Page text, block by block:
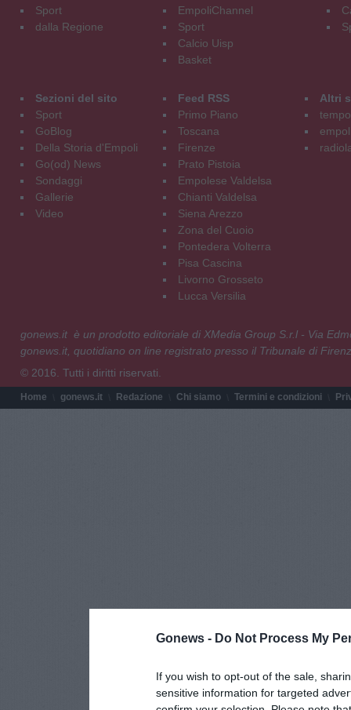
Gonews - Do Not Process My
If you wish to opt-out of the sale,
sensitive information for targeted
Sport
dalla Regione
EmpoliChannel
Sport
Calcio Uisp
Basket
Sezioni del sito
Sport
GoBlog
Della Storia d'Empoli
Go(od) News
Sondaggi
Gallerie
Video
Feed RSS
Primo Piano
Toscana
Firenze
Prato Pistoia
Empolese Valdelsa
Chianti Valdelsa
Siena Arezzo
Zona del Cuoio
Pontedera Volterra
Pisa Cascina
Livorno Grosseto
Lucca Versilia
Altri
gonews.it è un prodotto editoriale di XMedia Group S.r.l - Via
gonews.it, quotidiano on line registrato presso il Tribunale di
© 2016. Tutti i diritti riservati.
Home gonews.it Redazione Chi siamo Termini e condizioni